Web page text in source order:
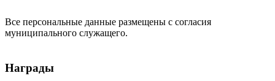
Все персональные данные размещены с согласия
муниципального служащего.
Награды